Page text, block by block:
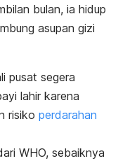
bulan, ia hidup
asupan gizi
pusat segera
lahir karena
risiko perdarahan
WHO, sebaiknya